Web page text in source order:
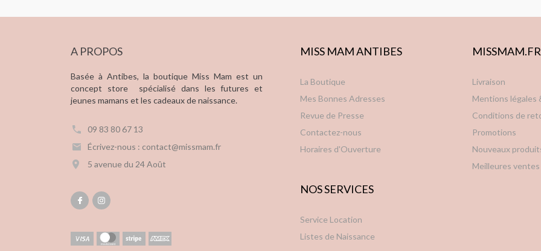
A PROPOS
Basée à Antibes, la boutique Miss Mam est un
concept store spécialisé dans les futures et
jeunes mamans et les cadeaux de naissance.
09 83 80 67 13
Écrivez-nous : contact@missmam.fr
5 avenue du 24 Août
MISS MAM ANTIBES
La Boutique
Mes Bonnes Adresses
Revue de Presse
Contactez-nous
Horaires d'Ouverture
MISSMAM.FR
Livraison
Mentions légales
Conditions de
Promotions
Nouveaux
Meilleures ventes
NOS SERVICES
Service Location
Listes de Naissance